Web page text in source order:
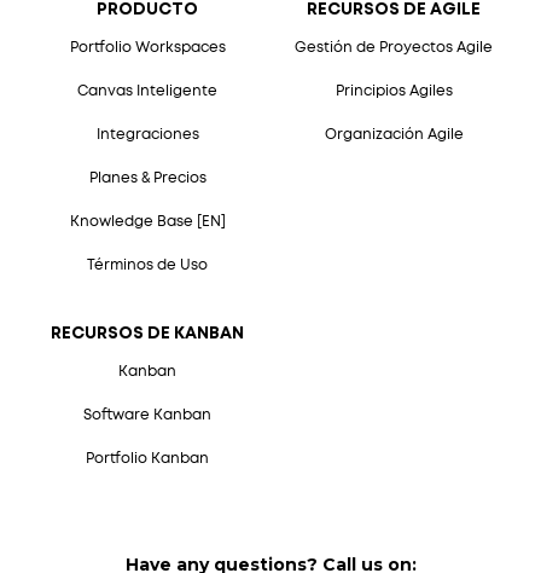
PRODUCTO
Portfolio Workspaces
Canvas Inteligente
Integraciones
Planes & Precios
Knowledge Base [EN]
Términos de Uso
RECURSOS DE KANBAN
Kanban
Software Kanban
Portfolio Kanban
RECURSOS DE AGILE
Gestión de Proyectos Agile
Principios Agiles
Organización Agile
Have any questions? Call us on: